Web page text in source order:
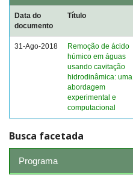
Data do
documento
Título
31-Ago-2018
Remoção de ácido
húmico em águas
usando cavitação
hidrodinâmica: uma
abordagem
experimental e
computacional
Busca facetada
Programa